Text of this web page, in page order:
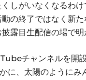
しがいなくなるわ
の終了ではなく新
露目生配信の場で明
チャンネルを開
に、太陽のようにみ